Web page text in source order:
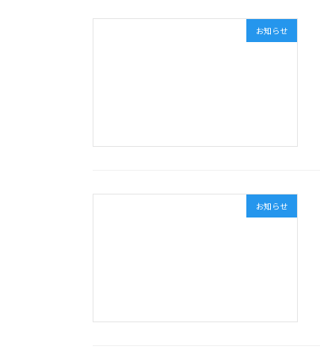
お知らせ
お知らせ